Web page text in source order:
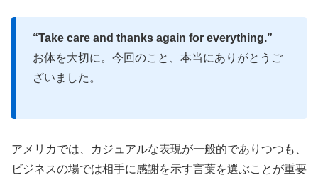
“Take care and thanks again for everything.”
お体を大切に。今回のこと、本当にありがとうご
ざいました。
アメリカでは、カジュアルな表現が一般的でありつつも、
ビジネスの場では相手に感謝を示す言葉を選ぶことが重要